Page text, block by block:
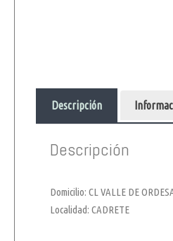
Descripción
Descripción
Domicilio: CL VALLE DE
Localidad: CADRETE